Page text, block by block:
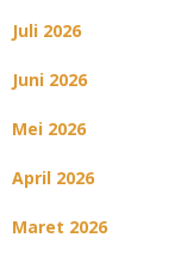
Juli 2026
Juni 2026
Mei 2026
April 2026
Maret 2026